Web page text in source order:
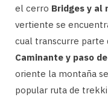
el cerro Bridges y al
vertiente se
cual transcurre parte
Caminante y paso
oriente la montaña
popular ruta de